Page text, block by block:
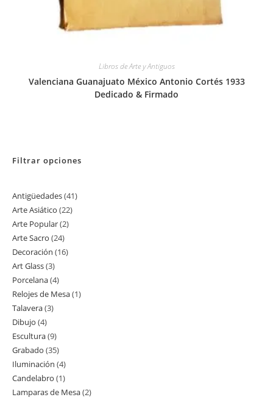
Libros de Arte y Antiguos
Valenciana Guanajuato México Antonio Cortés 1933
Dedicado & Firmado
Filtrar opciones
Antigüedades 4141
Arte Asiático 2222
Arte Popular 22
Arte Sacro 2424
productos
Decoración 1616
Art Glass 33
productos
Porcelana 44
productos
Relojes de Mesa 11
Talavera 33
Dibujo 44
productos
Escultura 99
productos
Grabado 3535
productos
Iluminación 44
productos
Candelabro 11
producto
Lamparas de Mesa 22